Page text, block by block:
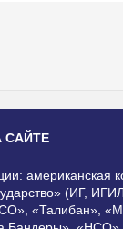
САЙТЕ
(ИГ,
«Талибан»,